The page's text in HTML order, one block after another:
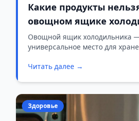
Какие продукты
овощном ящике
теряют вкус и портятся
Овощной ящик холодильника
универсальное место для
переносят холод и теряют вкус
Читать далее →
Здоровье